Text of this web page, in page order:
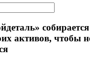
активов, чтобы